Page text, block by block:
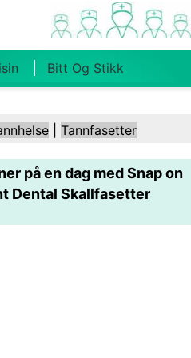
Bitt Og Stikk
Familiehelse
Helse Folkehelse Og
Tannfasetter
på en dag med Snap on
Dental Skallfasetter